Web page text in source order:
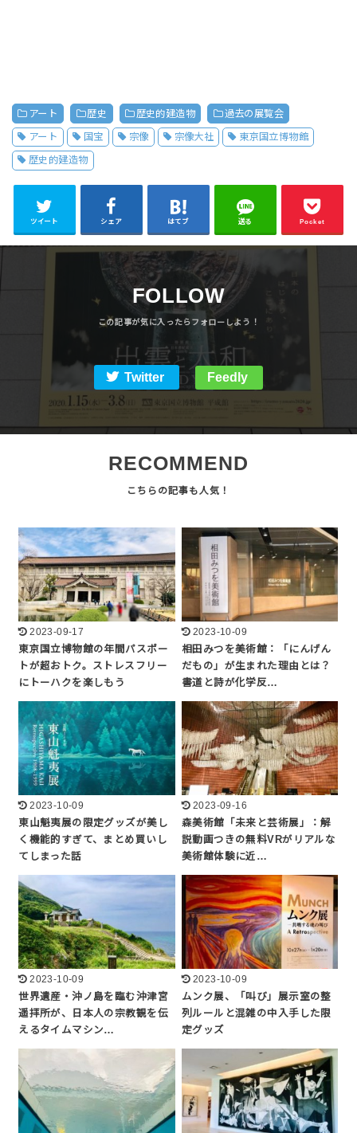
アート 歴史 歴史的建造物 過去の展覧会
アート 国宝 宗像 宗像大社 東京国立博物館
歴史的建造物
ツイート シェア はてブ 送る Pocket
FOLLOW
Twitter Feedly
RECOMMEND
2023-09-17
東京国立博物館の年間パスポー
トが超おトク。ストレスフリー
にトーハクを楽しもう
2023-10-09
相田みつを美術館：「にんげん
だもの」が生まれた理由とは？
書道と詩が化学反…
2023-10-09
東山魁夷展の限定グッズが美し
く機能的すぎて、まとめ買いし
てしまった話
2023-09-16
森美術館「未来と芸術展」：解
説動画つきの無料VRがリアルな
美術館体験に近…
2023-10-09
世界遺産・沖ノ島を臨む沖津宮
遥拝所が、日本人の宗教観を伝
えるタイムマシン…
2023-10-09
ムンク展、「叫び」展示室の整
列ルールと混雑の中入手した限
定グッズ